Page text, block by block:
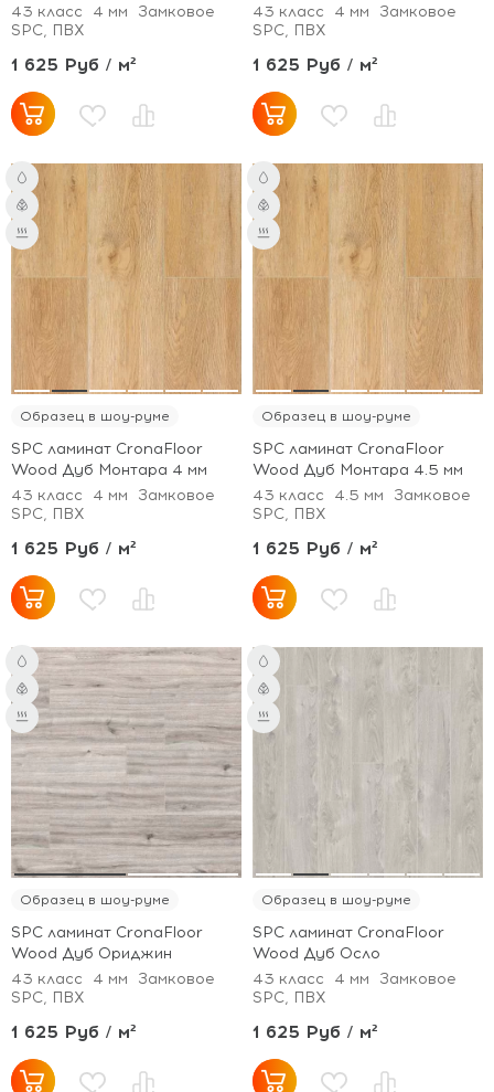
43 класс
4 мм
Замковое
SPC, ПВХ
1 625 Руб / м²
43 класс
4 мм
Замковое
SPC, ПВХ
1 625 Руб / м²
Образец в шоу-руме
SPC ламинат CronaFloor
Wood Дуб Монтара 4 мм
43 класс
4 мм
Замковое
SPC, ПВХ
1 625 Руб / м²
Образец в шоу-руме
SPC ламинат CronaFloor
Wood Дуб Монтара 4.5 мм
43 класс
4.5 мм
Замковое
SPC, ПВХ
1 625 Руб / м²
Образец в шоу-руме
SPC ламинат CronaFloor
Wood Дуб Ориджин
43 класс
4 мм
Замковое
SPC, ПВХ
1 625 Руб / м²
Образец в шоу-руме
SPC ламинат CronaFloor
Wood Дуб Осло
43 класс
4 мм
Замковое
SPC, ПВХ
1 625 Руб / м²